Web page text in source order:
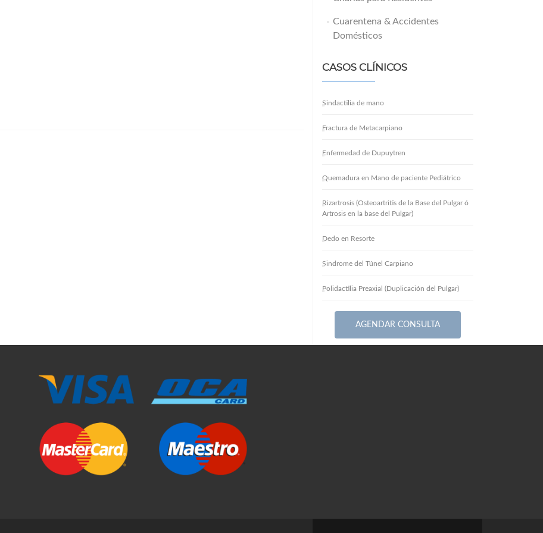
Cuarentena & Accidentes
Domésticos
CASOS CLÍNICOS
Sindactilia de mano
Fractura de Metacarpiano
Enfermedad de Dupuytren
Quemadura en Mano de paciente Pediátrico
Rizartrosis (Osteoartritis de la Base del Pulgar ó
Artrosis en la base del Pulgar)
Dedo en Resorte
Sindrome del Túnel Carpiano
Polidactilia Preaxial (Duplicación del Pulgar)
AGENDAR CONSULTA